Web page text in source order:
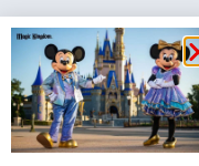
אמין -